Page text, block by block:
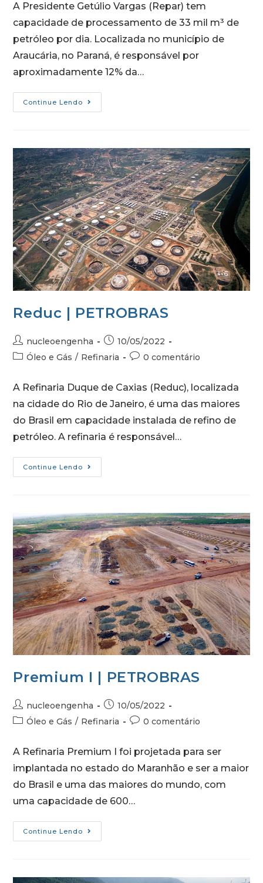
A Presidente Getúlio Vargas (Repar) tem
capacidade de processamento de 33 mil m³ de
petróleo por dia. Localizada no município de
Araucária, no Paraná, é responsável por
aproximadamente 12% da…
Continue Lendo
Reduc | PETROBRAS
nucleoengenha
10/05/2022
Óleo e Gás / Refinaria 0 comentário
A Refinaria Duque de Caxias (Reduc), localizada
na cidade do Rio de Janeiro, é uma das maiores
do Brasil em capacidade instalada de refino de
petróleo. A refinaria é responsável…
Continue Lendo
Premium I | PETROBRAS
nucleoengenha
10/05/2022
Óleo e Gás / Refinaria 0 comentário
A Refinaria Premium I foi projetada para ser
implantada no estado do Maranhão e ser a maior
do Brasil e uma das maiores do mundo, com
uma capacidade de 600…
Continue Lendo